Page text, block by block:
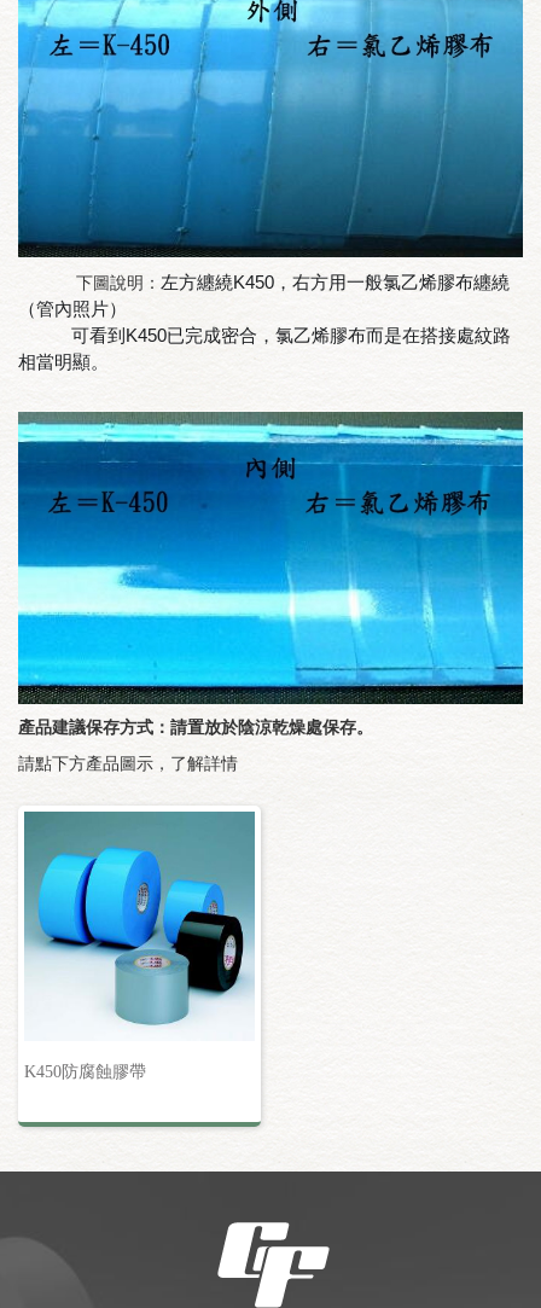
下圖說明： 左方纏繞K450，右方用一般氯乙烯膠布纏繞
（管內照片）
可看到K450已完成密合，氯乙烯膠布而是在搭接處紋路
相當明顯。
產品建議保存方式：請置放於陰涼乾燥處保存。
請點下方產品圖示，了解詳情
K450防腐蝕膠帶